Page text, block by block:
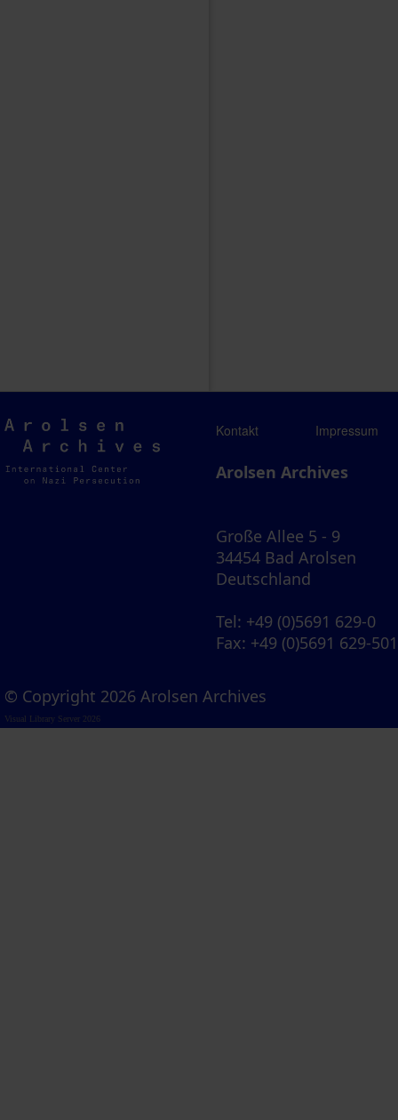
Arolsen
Archives
Kontakt Impressum
Arolsen Archives
Große Allee 5 - 9
34454 Bad Arolsen
Deutschland
Tel: +49 (0)5691 629-0
Fax: +49 (0)5691 629-501
© Copyright 2026 Arolsen Archives
Visual Library Server 2026